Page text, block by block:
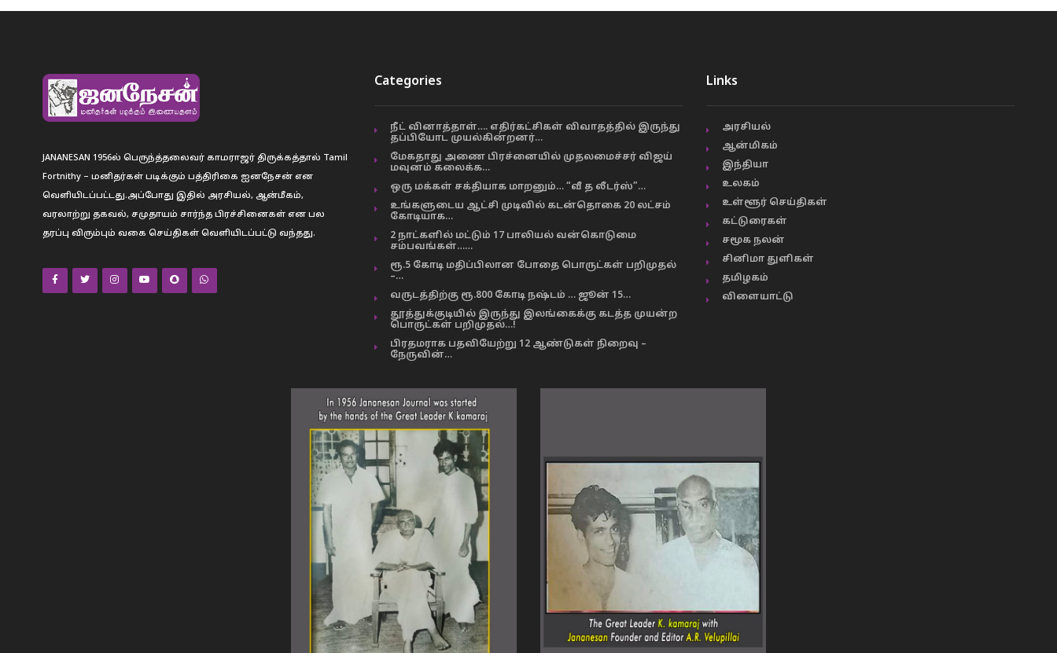
JANANESAN 1956ல் பெருந்த்தலைவர் காமராஜர் திருக்கத்தால் Tamil
Fortnithy – மனிதர்கள் படிக்கும் பத்திரிகை ஐனநேசன் என
வெளியிடப்பட்டது.அப்போது இதில் அரசியல், ஆன்மீகம்,
வரலாற்று தகவல், சமுதாயம் சார்ந்த பிரச்சினைகள் என பல
தரப்பு விரும்பும் வகை செய்திகள் வெளியிடப்பட்டு வந்தது.
Categories
நீட் வினாத்தாள்…. எதிர்கட்சிகள் விவாதத்தில் இருந்து
தப்பியோட முயல்கின்றனர்…
மேகதாது அணை பிரச்னையில் முதலமைச்சர் விஜய்
மவுனம் கலைக்க…
ஒரு மக்கள் சக்தியாக மாறனும்… “வீ த லீடர்ஸ்”…
உங்களுடைய ஆட்சி முடிவில் கடன்தொகை 20 லட்சம்
கோடியாக…
2 நாட்களில் மட்டும் 17 பாலியல் வன்கொடுமை
சம்பவங்கள்……
ரூ.5 கோடி மதிப்பிலான போதை பொருட்கள் பறிமுதல்
–…
வருடத்திற்கு ரூ.800 கோடி நஷ்டம் … ஜூன் 15…
தூத்துக்குடியில் இருந்து இலங்கைக்கு கடத்த முயன்ற
பொருட்கள் பறிமுதல்…!
பிரதமராக பதவியேற்று 12 ஆண்டுகள் நிறைவு –
நேருவின்…
Links
அரசியல்
ஆன்மிகம்
இந்தியா
உலகம்
உள்ளூர் செய்திகள்
கட்டுரைகள்
சமூக நலன்
சினிமா துளிகள்
தமிழகம்
விளையாட்டு